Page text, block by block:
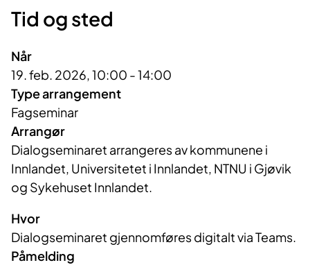
Tid og sted
Når
19. feb. 2026, 10:00 - 14:00
Type arrangement
Fagseminar
Arrangør
Dialogseminaret arrangeres av kommunene i
Innlandet, Universitetet i Innlandet, NTNU i Gjøvik
og Sykehuset Innlandet.
Hvor
Dialogseminaret gjennomføres digitalt via Teams.
Påmelding